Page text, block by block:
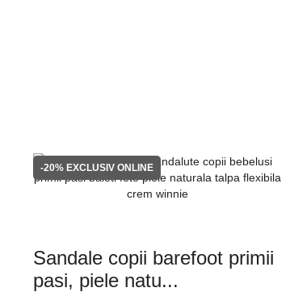
-20%EXCLUSIV ONLINE
Sandale copii barefoot primii
pasi, piele natu...